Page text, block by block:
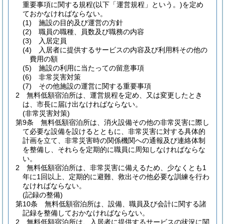
重要事項に関する規程(以下「運営規程」という。)を定め
ておかなければならない。
(1)
施設の目的及び運営の方針
(2)
職員の職種、員数及び職務の内容
(3)
入居定員
(4)
入居者に提供するサービスの内容及び利用料その他の
費用の額
(5)
施設の利用に当たっての留意事項
(6)
非常災害対策
(7)
その他施設の運営に関する重要事項
2
無料低額宿泊所は、運営規程を定め、又は変更したとき
は、市長に届け出なければならない。
(非常災害対策)
第9条
無料低額宿泊所は、消火設備その他の非常災害に際し
て必要な設備を設けるとともに、非常災害に対する具体的
計画を立て、非常災害時の関係機関への通報及び連絡体制
を整備し、それらを定期的に職員に周知しなければならな
い。
2
無料低額宿泊所は、非常災害に備えるため、少なくとも1
年に1回以上、定期的に避難、救出その他必要な訓練を行わ
なければならない。
(記録の整備)
第10条
無料低額宿泊所は、設備、職員及び会計に関する諸
記録を整備しておかなければならない。
2
無料低額宿泊所は、入居者に提供するサービスの状況に関